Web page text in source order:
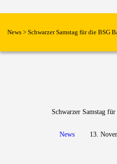
News > Schwarzer Samstag für die BSG
Spielbetrieb
Unterstützen
Schwarzer Samstag
News 13.